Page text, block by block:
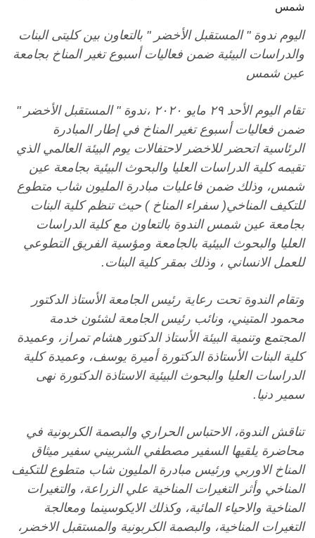
شمس
اليوم ندوة " المستقبل الأخضر " بالتعاون بين كليتى البنات
والدراسات البيئية ضمن فعاليات أسبوع تغير المناخ بجامعة
عين شمس
تقام اليوم الأحد ٢٩ مايو ٢٠٢٠ ،ندوة " المستقبل الأخضر "
ضمن فعاليات أسبوع تغير المناخ في إطار المبادرة
الرئاسية اتحضر للاخضر لاحتفالات يوم البيئة العالمي الذي
تقيمه كلية الدراسات العليا والبحوث البيئية بجامعة عين
شمس، وذلك ضمن فاعليات مبادرة المليون شاب متطوع
للتكيف المناخي( سفراء المناخ ) حيث تنظم كلية البنات
بجامعة عين شمس الندوة بالتعاون مع كلية الدراسات
العليا والبحوث البيئية بالجامعة ومؤسية الفريق التطوعي
للعمل الانساني ، وذلك بمقر كلية البنات.
وتقام الندوة تحت رعاية رئيس الجامعة الأستاذ الدكتور
محمود المتيني، ونائب رئيس الجامعة لشئون خدمة
المجتمع وتنمية البيئة الأستاذ الدكتور هشام تمراز، وعميدة
كلية البنات الأستاذة الدكتورة أميرة يوسف، وعميدة كلية
الدراسات العليا والبحوث البيئية الاستاذة الدكتورة نهى
سمير دنيا.
تناقش الندوة، الاحتباس الحراري والبصمة الكربونية في
محاضرة يلقيها السفير مصطفي الشربيني سفير ميثاق
المناخ الاوربي ورئيس مبادرة المليون شاب متطوع للتكيف
المناخي وأثر التغيرات المناخية علي الزراعة، والتغيرات
المناخية والاحياء المائية، وكذلك الايكوسينما ومعالجة
التغيرات المناخية، والبصمة الكربونية والمستقبل الاخضر،